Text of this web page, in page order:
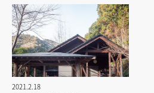
2021.2.18